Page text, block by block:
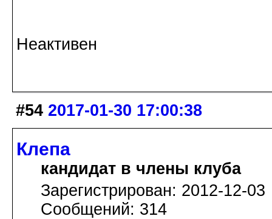
Неактивен
#54 2017-01-30 17:00:38
Клепа
кандидат в члены клуба
Зарегистрирован: 2012-12-03
Сообщений: 314